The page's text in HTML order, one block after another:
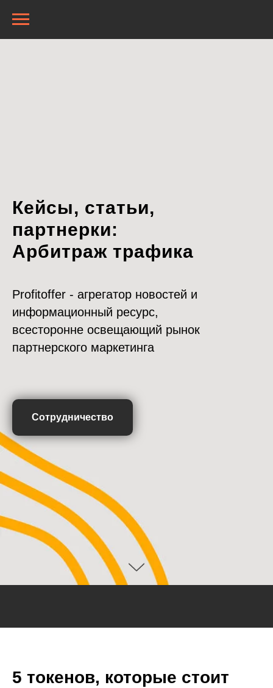
Кейсы, статьи,
партнерки:
Арбитраж трафика
Profitoffer - агрегатор новостей и
информационный ресурс,
всесторонне освещающий рынок
партнерского маркетинга
Сотрудничество
5 токенов, которые стоит